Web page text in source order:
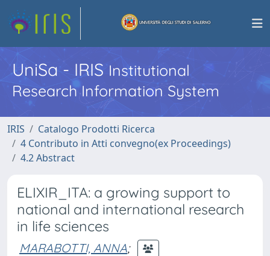
UniSa - IRISInstitutional
Research Information System
IRIS
Catalogo Prodotti Ricerca
4 Contributo in Atti convegno(ex Proceedings)
4.2 Abstract
ELIXIR_ITA: a growing support to
national and international research
in life sciences
MARABOTTI, ANNA;